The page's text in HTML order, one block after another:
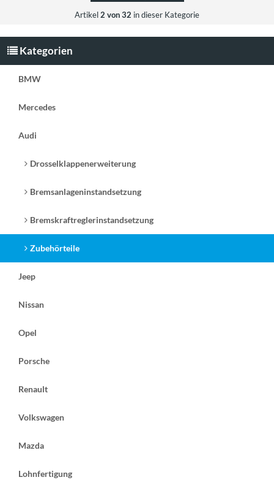
Artikel2 von 32 in dieser Kategorie
Kategorien
BMW
Mercedes
Audi
Drosselklappenerweiterung
Bremsanlageninstandsetzung
Bremskraftreglerinstandsetzung
Zubehörteile
Jeep
Nissan
Opel
Porsche
Renault
Volkswagen
Mazda
Lohnfertigung